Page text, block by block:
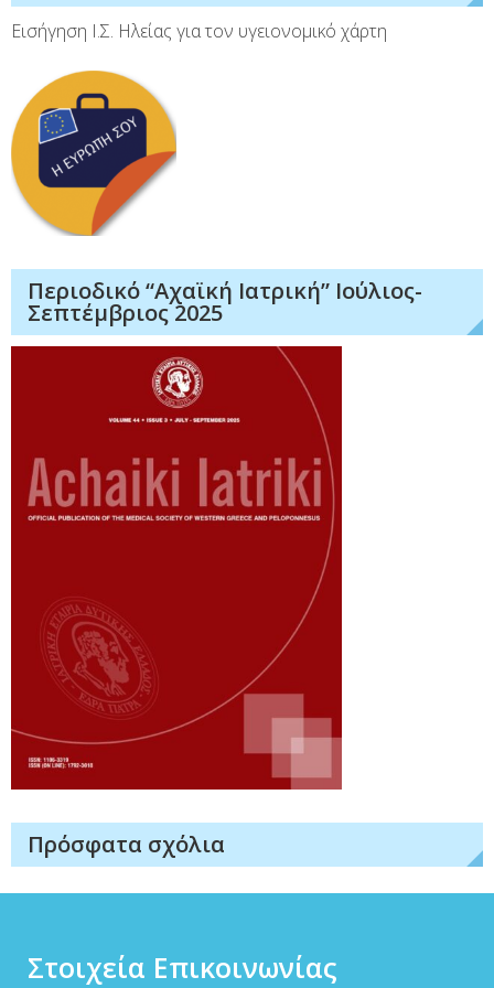
Εισήγηση Ι.Σ. Ηλείας για τον υγειονομικό χάρτη
Περιοδικό “Αχαϊκή Ιατρική” Ιούλιος-
Σεπτέμβριος 2025
Πρόσφατα σχόλια
Στοιχεία Επικοινωνίας